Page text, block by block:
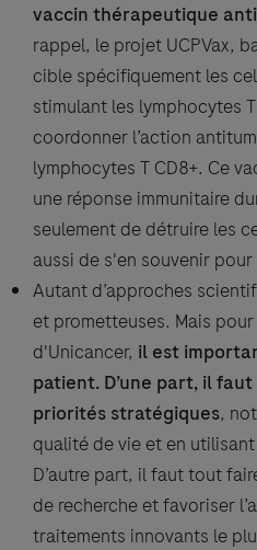
vaccin thérapeutique
rappel, le projet UCPVax,
cible spécifiquement les
stimulant les lymphocytes
coordonner l’action
lymphocytes T CD8+. Ce
une réponse immunitaire
seulement de détruire les
aussi de s'en souvenir
Autant d’approches
et prometteuses. Mais
d'Unicancer, il est
patient. D’une part, il
priorités stratégiques,
qualité de vie et en
D’autre part, il faut tout
de recherche et favoriser
traitements innovants le